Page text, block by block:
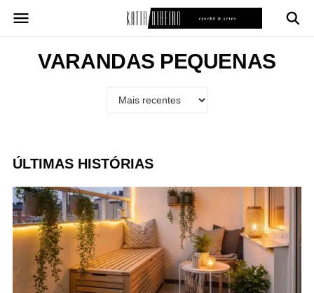
para
conteúdoVARANDAS PEQUENAS
ÚLTIMAS HISTÓRIAS